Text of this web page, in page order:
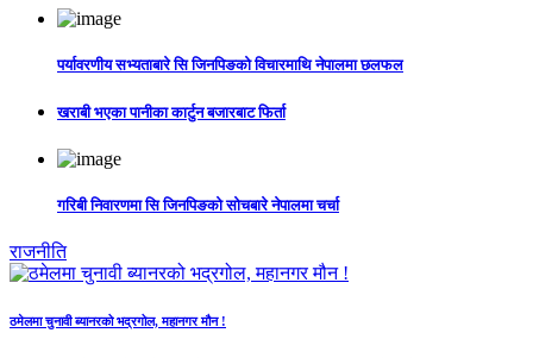
पर्यावरणीय सभ्यताबारे सि जिनपिङको विचारमाथि नेपालमा छलफल
खराबी भएका पानीका कार्टुन बजारबाट फिर्ता
गरिबी निवारणमा सि जिनपिङको सोचबारे नेपालमा चर्चा
राजनीति
ठमेलमा चुनावी ब्यानरको भद्रगोल, महानगर मौन !